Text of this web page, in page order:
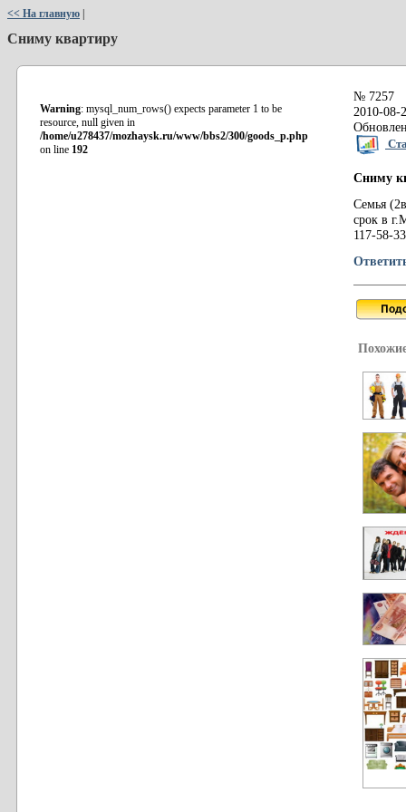
<< На главную
Сниму квартиру
Warning: mysql_num_rows() expects parameter 1 to be
resource, null given in
/home/u278437/mozhaysk.ru/www/bbs2/300/goods_p.php
on line 192
№ 7257
2010-08-
Сниму
Семья
срок в
117-58-33